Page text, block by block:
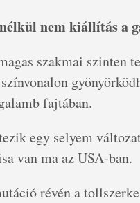
nem kiállítás a
szakmai szinten
fajtában.
egy selyem
van ma az USA-ban.
révén a